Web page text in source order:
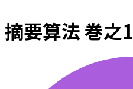
摘要算法 巻之1